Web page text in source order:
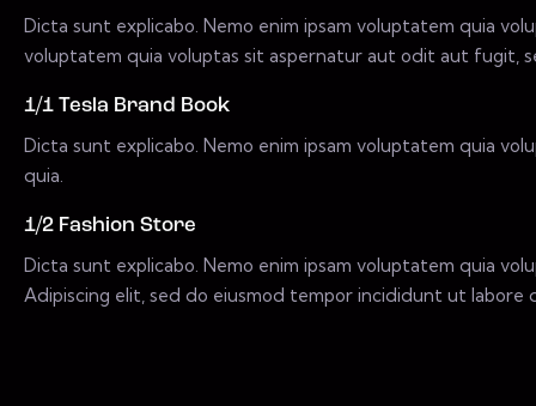
Dicta sunt explicabo. Nemo enim ipsam voluptatem quia
voluptatem quia voluptas sit aspernatur aut odit aut fugit,
1/1 Tesla Brand Book
Dicta sunt explicabo. Nemo enim ipsam voluptatem quia
quia.
1/2 Fashion Store
Dicta sunt explicabo. Nemo enim ipsam voluptatem quia
Adipiscing elit, sed do eiusmod tempor incididunt ut labore